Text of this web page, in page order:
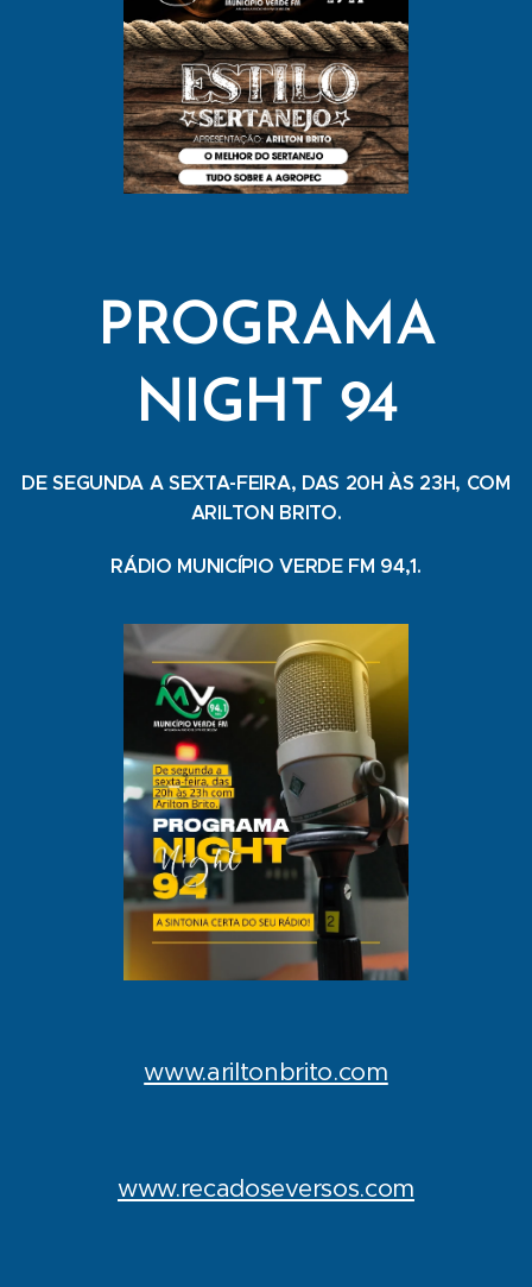
PROGRAMA
NIGHT 94
DE SEGUNDA A SEXTA-FEIRA, DAS 20H ÀS 23H, COM
ARILTON BRITO.
RÁDIO MUNICÍPIO VERDE FM 94,1.
www.ariltonbrito.com
www.recadoseversos.com